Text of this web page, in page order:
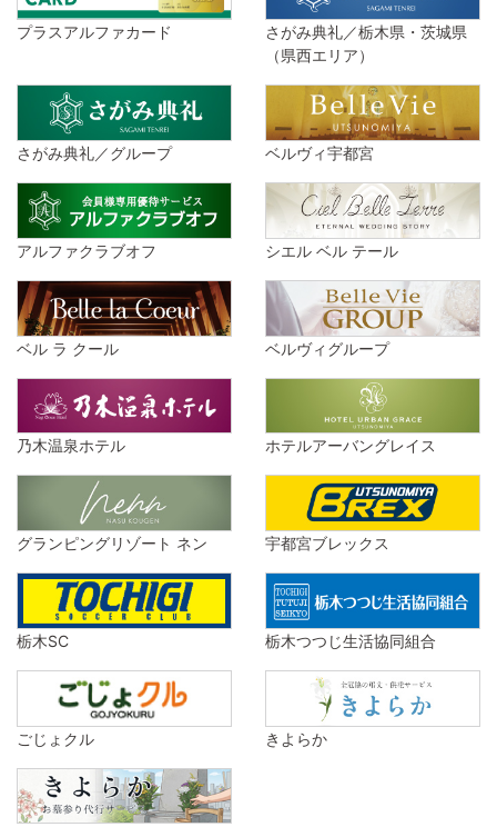
プラスアルファカード
さがみ典礼／栃木県・茨城県
（県西エリア）
さがみ典礼／グループ ベルヴィ宇都宮
アルファクラブオフ シエル ベル テール
ベル ラ クール ベルヴィグループ
乃木温泉ホテル ホテルアーバングレイス
グランピングリゾート ネン 宇都宮ブレックス
栃木SC 栃木つつじ生活協同組合
ごじょクル きよらか